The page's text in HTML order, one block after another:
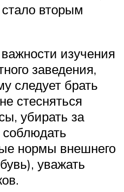
вторым
изучения
заведения,
следует брать
стесняться
убирать за
нормы внешнего
уважать